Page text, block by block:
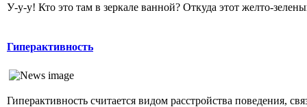
У-у-у! Кто это там в зеркале ванной? Откуда этот желто-
Гиперактивность
Гиперактивность считается видом расстройства поведения,